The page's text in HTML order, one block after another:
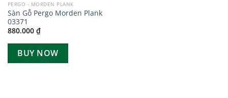
PERGO - MORDEN PLANK
Sàn Gỗ Pergo Morden Plank
03371
880.000 ₫
BUY NOW